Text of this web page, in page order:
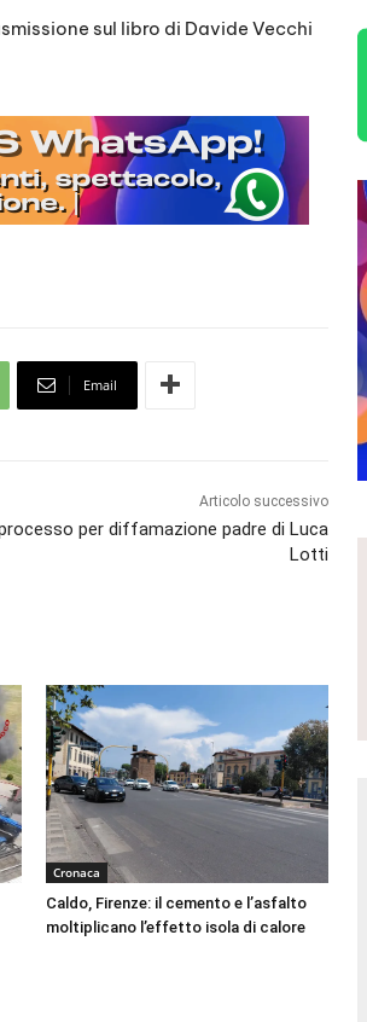
sul libro di Davide Vecchi
Email
Articolo successivo
per diffamazione padre di Luca
Lotti
Cronaca
Caldo, Firenze: il cemento e l’asfalto
moltiplicano l’effetto isola di calore